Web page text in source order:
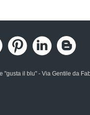
"gusta il blu" - Via Gentile da